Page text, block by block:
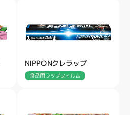
NIPPONクレラップ
食品用ラップフィルム